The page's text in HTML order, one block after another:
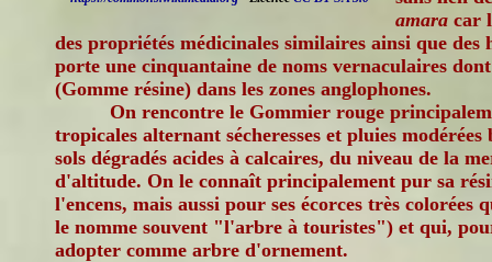
amara car
des propriétés médicinales similaires ainsi que des
porte une cinquantaine de noms vernaculaires
(Gomme résine) dans les zones anglophones.
On rencontre le Gommier rouge
tropicales alternant sécheresses et pluies
sols dégradés acides à calcaires, du niveau de la
d'altitude. On le connaît principalement pur sa
l'encens, mais aussi pour ses écorces très
le nomme souvent "l'arbre à touristes") et qui,
adopter comme arbre d'ornement.